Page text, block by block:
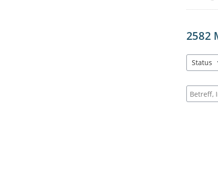
2582
Status
Suche